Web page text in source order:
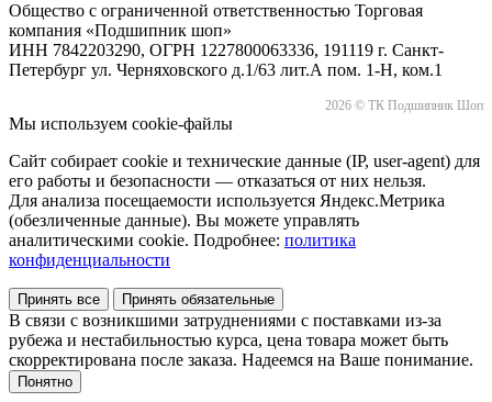
Общество с ограниченной ответственностью Торговая
компания «Подшипник шоп»
ИНН 7842203290, ОГРН 1227800063336, 191119 г. Санкт-
Петербург ул. Черняховского д.1/63 лит.А пом. 1-Н, ком.1
2026 © ТК Подшипник Шоп
Мы используем cookie-файлы
Сайт собирает cookie и технические данные (IP, user-agent) для
его работы и безопасности — отказаться от них нельзя.
Для анализа посещаемости используется Яндекс.Метрика
(обезличенные данные). Вы можете управлять
аналитическими cookie. Подробнее: политика
конфиденциальности
Принять все Принять обязательные
В связи с возникшими затруднениями с поставками из-за
рубежа и нестабильностью курса, цена товара может быть
скорректирована после заказа. Надеемся на Ваше понимание.
Понятно